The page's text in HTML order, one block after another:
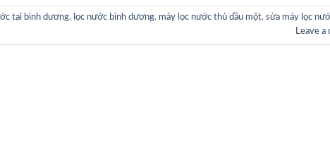
tại bình dương, lọc nước bình dương, máy lọc nước thủ dầu một, sửa máy lọc
Leave